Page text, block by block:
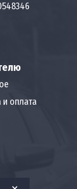
и оплата